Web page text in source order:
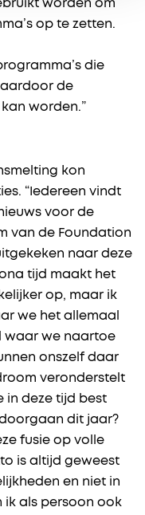
worden om
op te zetten.
die
de
worden.”
kon
“Iedereen vindt
voor de
van de Foundation
naar deze
tijd maakt het
op, maar ik
we het allemaal
waar we naartoe
onszelf daar
veronderstelt
in deze tijd best
dit jaar?
fusie op volle
is altijd geweest
en niet in
ik als persoon ook